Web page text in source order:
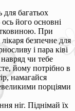
багатьох
його основні
При
безпечне для
і пара ківі
чи тебе
йому потрібно в
намагайся
порціями
ніг. Піднімай їх